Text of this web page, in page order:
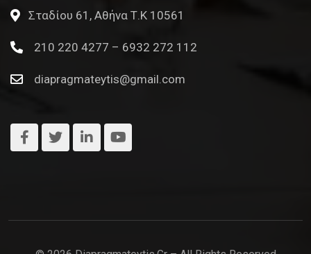
Σταδίου 61, Αθήνα Τ.Κ 10561
210 220 4277 – 6932 272 112
diapragmateytis@gmail.com